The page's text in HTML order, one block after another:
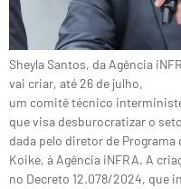
Sheyla Santos, da Agência
vai criar, até 26 de julho,
um comitê técnico
que visa desburocratizar o
dada pelo diretor de
Koike, à Agência iNFRA. A
no Decreto 12.078/2024, que